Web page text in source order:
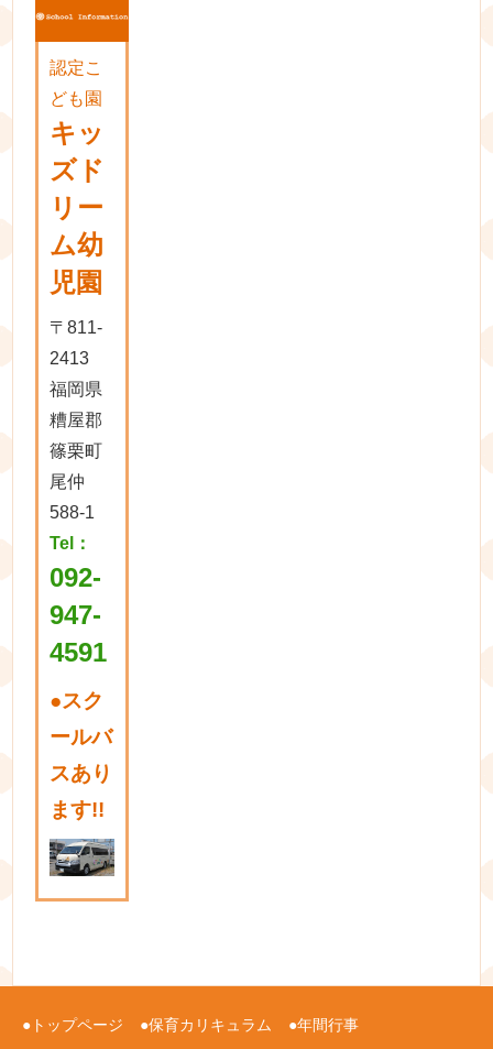
認定こ
ども園
キッ
ズド
リー
ム幼
児園
〒811-
2413
福岡県
糟屋郡
篠栗町
尾仲
588-1
Tel：
092-
947-
4591
●スク
ールバ
スあり
ます!!
トップページ 保育カリキュラム 年間行事